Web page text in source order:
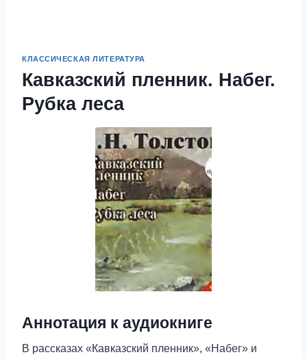
КЛАССИЧЕСКАЯ ЛИТЕРАТУРА
Кавказский пленник. Набег.
Рубка леса
Аннотация к аудиокниге
В рассказах «Кавказский пленник», «Набег» и